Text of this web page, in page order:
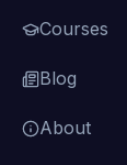
Courses
Blog
About